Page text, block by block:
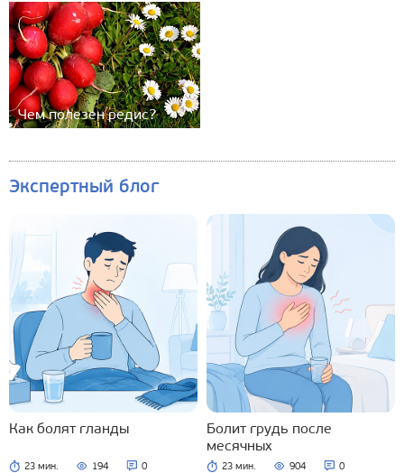
Чем полезен редис?
Экспертный блог
Как болят гланды
23 мин. 194 0
Болит грудь после
месячных
23 мин. 904 0